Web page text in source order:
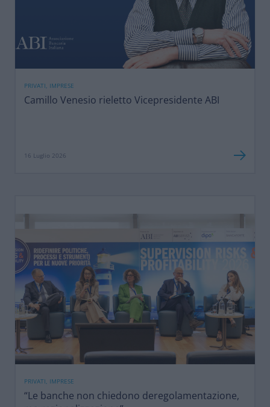
PRIVATI, IMPRESE
Camillo Venesio rieletto Vicepresidente ABI
16 Luglio 2026
PRIVATI, IMPRESE
“Le banche non chiedono deregolamentazione,